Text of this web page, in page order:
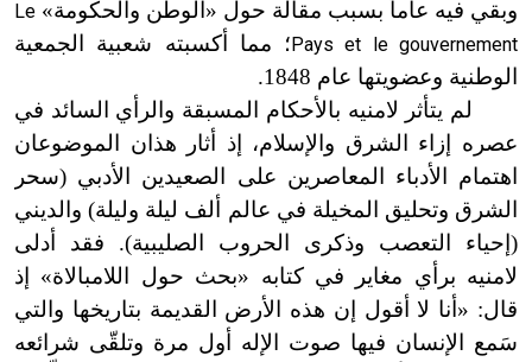
وبقي فيه عاماً بسبب مقالة حول «الوطن والحكومة» Le
Pays et le gouvernement ؛ مما أكسبته شعبية الجمعية
الوطنية وعضويتها عام 1848.
لم يتأثر لامنيه بالأحكام المسبقة والرأي السائد في
عصره إزاء الشرق والإسلام، إذ أثار هذان الموضوعان
اهتمام الأدباء المعاصرين على الصعيدين الأدبي (سحر
الشرق وتحليق المخيلة في عالم ألف ليلة وليلة) والديني
(إحياء التعصب وذكرى الحروب الصليبية). فقد أدلى
لامنيه برأي مغاير في كتابه «بحث حول اللامبالاة» إذ
قال: «أنا لا أقول إن هذه الأرض القديمة بتاريخها والتي
سَمع الإنسان فيها صوت الإله أول مرة وتلقّى شرائعه